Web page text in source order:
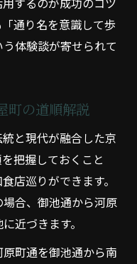
通り名を意識して歩
体験談が寄せられて
町の道順解説
と現代が融合した京
把握しておくこと
店巡りができます。
合、御池通から河原
近づきます。
町通を御池通から南